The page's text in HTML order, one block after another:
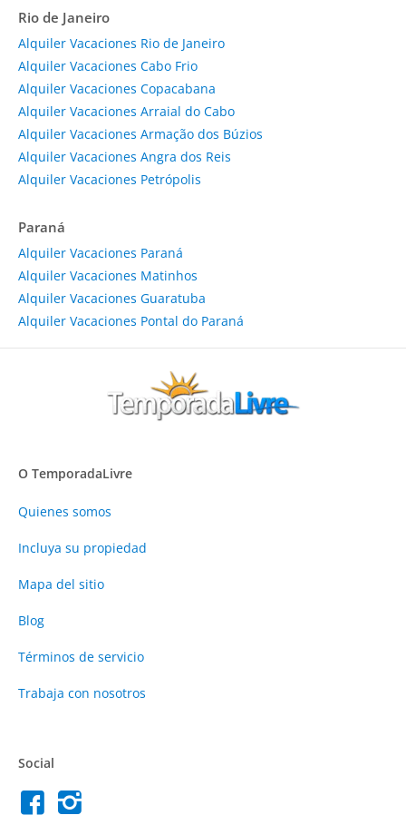
Rio de Janeiro
Alquiler Vacaciones Rio de Janeiro
Alquiler Vacaciones Cabo Frio
Alquiler Vacaciones Copacabana
Alquiler Vacaciones Arraial do Cabo
Alquiler Vacaciones Armação dos Búzios
Alquiler Vacaciones Angra dos Reis
Alquiler Vacaciones Petrópolis
Paraná
Alquiler Vacaciones Paraná
Alquiler Vacaciones Matinhos
Alquiler Vacaciones Guaratuba
Alquiler Vacaciones Pontal do Paraná
O TemporadaLivre
Quienes somos
Incluya su propiedad
Mapa del sitio
Blog
Términos de servicio
Trabaja con nosotros
Social